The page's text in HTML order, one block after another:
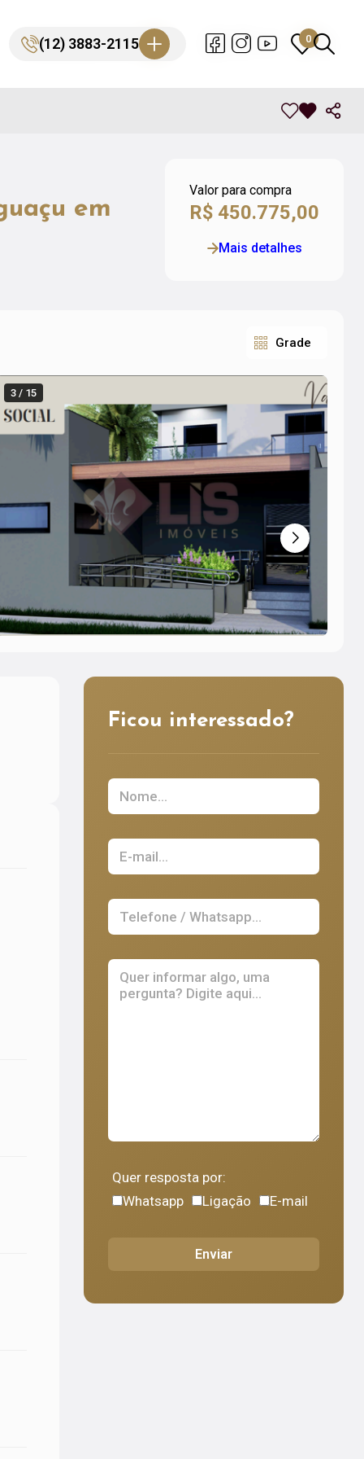
(12) 3883-2115 0
(12) 3883-2115 0
em
Valor para compra
R$ 450.775,00
Mais detalhes
Grade
3 / 15
Ficou interessado?
Quer resposta por:
Whatsapp
Ligação E-mail
Enviar